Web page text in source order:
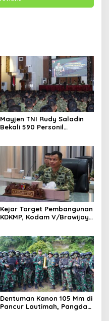
Mayjen TNI Rudy Saladin
Bekali 590 Personil
Kejar Target Pembangunan
KDKMP, Kodam V/Brawijaya
Dentuman Kanon 105 Mm di
Pancur Lautimah, Pangdam